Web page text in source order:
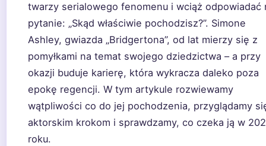
twarzy serialowego fenomenu i wciąż odpowiadać
pytanie: „Skąd właściwie pochodzisz?”. Simone
Ashley, gwiazda „Bridgertona”, od lat mierzy się z
pomyłkami na temat swojego dziedzictwa – a przy
okazji buduje karierę, która wykracza daleko poza
epokę regencji. W tym artykule rozwiewamy
wątpliwości co do jej pochodzenia, przyglądamy
aktorskim krokom i sprawdzamy, co czeka ją w
roku.